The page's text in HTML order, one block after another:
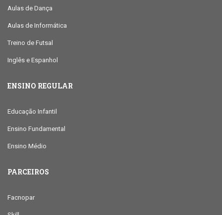
Aulas de Dança
Aulas de Informática
Treino de Futsal
Inglês e Espanhol
ENSINO REGULAR
Educação Infantil
Ensino Fundamental
Ensino Médio
PARCEIROS
Facnopar